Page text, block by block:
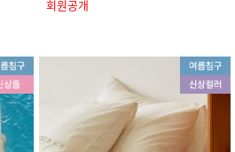
회원공개